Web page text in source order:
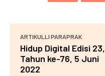
ARTIKULLI PARAPRAK
Hidup Digital Edisi 23,
Tahun ke-76, 5 Juni
2022